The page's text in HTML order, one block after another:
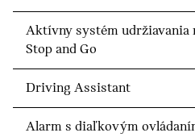
Aktívny systém
Stop and Go
Driving Assistant
Alarm s diaľkovým